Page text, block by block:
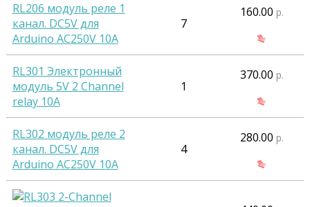
RL206 модуль реле 1
канал. DC5V для
Arduino AC250V 10A
7
160.00 р.
RL301 Электронный
модуль 5V 2 Channel
relay 10A
1
370.00 р.
RL302 модуль реле 2
канал. DC5V для
Arduino AC250V 10A
4
280.00 р.